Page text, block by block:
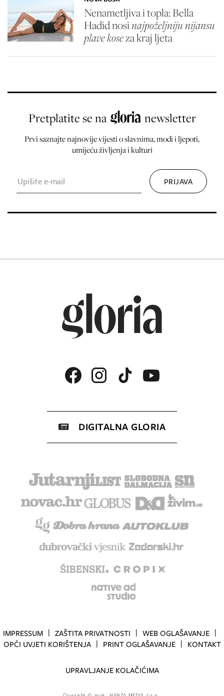
Nenametljiva i topla: Bella
Hadid nosinajpoželjniju nijansu
plave koseza kraj ljeta
Pretplatite se na newsletter
Prvi saznajte najnovije vijesti o slavnima, modi i ljepoti,
umijeću življenja i kulturi
DIGITALNA GLORIA
IMPRESSUM ZAŠTITA PRIVATNOSTI
WEB OGLAŠAVANJE
OPĆI UVJETI KORIŠTENJA
PRINT OGLAŠAVANJE KONTAKT
UPRAVLJANJE KOLAČIĆIMA